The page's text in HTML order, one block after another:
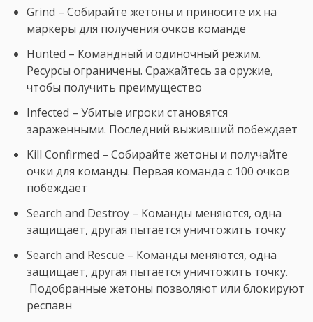
Grind – Собирайте жетоны и приносите их на
маркеры для получения очков команде
Hunted – Командный и одиночный режим.
Ресурсы ограничены. Сражайтесь за оружие,
чтобы получить преимущество
Infected – Убитые игроки становятся
зараженными. Последний выживший побеждает
Kill Confirmed – Собирайте жетоны и получайте
очки для команды. Первая команда с 100 очков
побеждает
Search and Destroy – Команды меняются, одна
защищает, другая пытается уничтожить точку
Search and Rescue – Команды меняются, одна
защищает, другая пытается уничтожить точку.
Подобранные жетоны позволяют или блокируют
респавн